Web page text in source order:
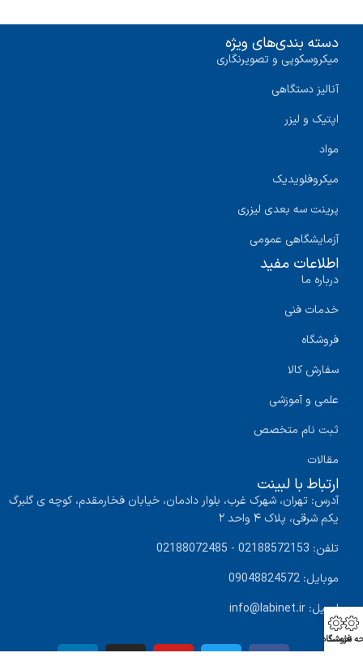
دسته بندی‌های ویژه
میکروسکوپی و تصویرنگاری
آنالیز دستگاهی
اپتیک و لیزر
مواد
میکروفلویدیک
پرینت سه‌ بعدی لیزری
آزمایشگاهی عمومی
اطلاعات مفید
درباره ما
خدمات فنی
فروشگاه
سفارش کالا
علمی و آموزشی
ثبت نام متخصص
مقالات
ارتباط با لبینت
آدرس: تهران، شهرک غرب، بلوار دادمان، خیابان فخارمقدم، کوچه ی گلبرگ
یکم شرقی، پلاک ۴ واحد ۲
تلفن: 02188572153 - 02188072485
موبایل: 09048824572
ایمیل: info@labinet.ir
نخست
فروشگاه